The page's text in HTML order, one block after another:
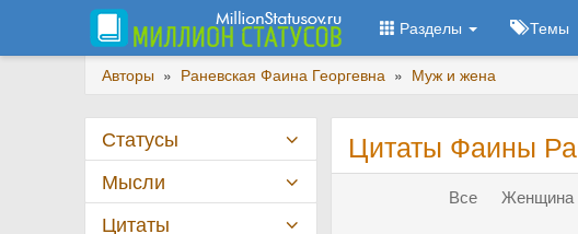
Разделы Темы
Авторы » Раневская Фаина Георгевна » Муж и жена
Цитаты Фаины
Все Женщина
Статусы
Мысли
Цитаты